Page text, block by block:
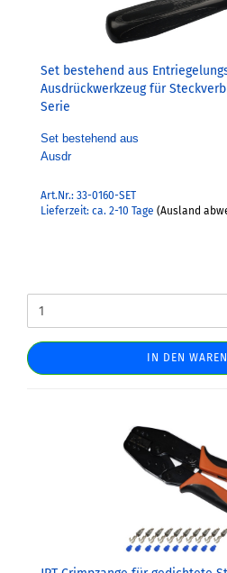
Set bestehend aus
Ausdrückwerkzeug für
Serie
Set bestehend aus
Ausdr
Art.Nr.: 33-0160-SET
Lieferzeit: ca. 2-10 Tage (Ausland
IN DEN